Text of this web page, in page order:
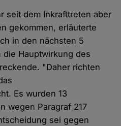
seit dem Inkrafttreten aber
gekommen, erläuterte
in den nächsten 5
Hauptwirkung des
"Daher richten
Es wurden 13
wegen Paragraf 217
sei gegen